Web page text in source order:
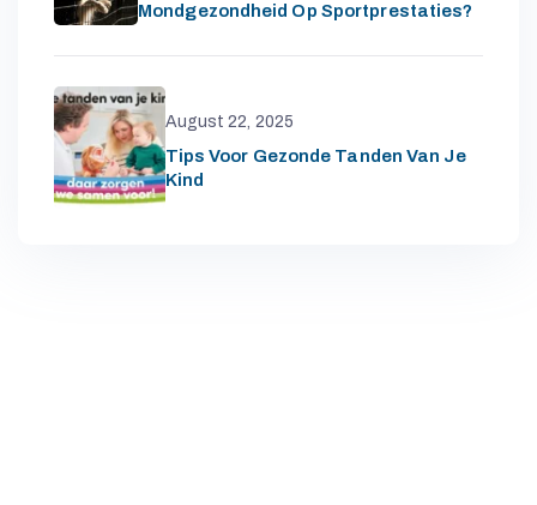
Mondgezondheid Op Sportprestaties?
August 22, 2025
Tips Voor Gezonde Tanden Van Je
Kind